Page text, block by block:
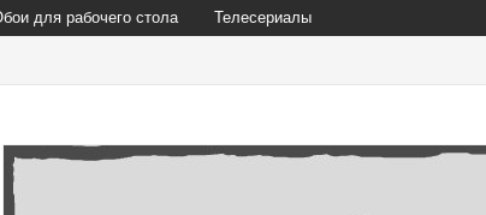
для рабочего стола Телесериалы